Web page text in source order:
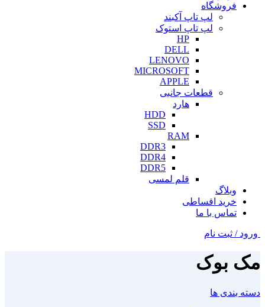
فروشگاه
لپ تاپ آکبند
لپ تاپ استوک
HP
DELL
LENOVO
MICROSOFT
APPLE
قطعات جانبی
هارد
HDD
SSD
RAM
DDR3
DDR4
DDR5
قلم لمسی
وبلاگ
خرید اقساطی
تماس با ما
ورود / ثبت نام
مک بوک
دسته بندی ها